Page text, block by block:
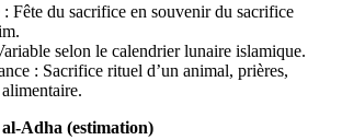
Fête du sacrifice en souvenir du sacrifice
selon le calendrier lunaire islamique.
: Sacrifice rituel d’un animal, prières,
Adha (estimation)